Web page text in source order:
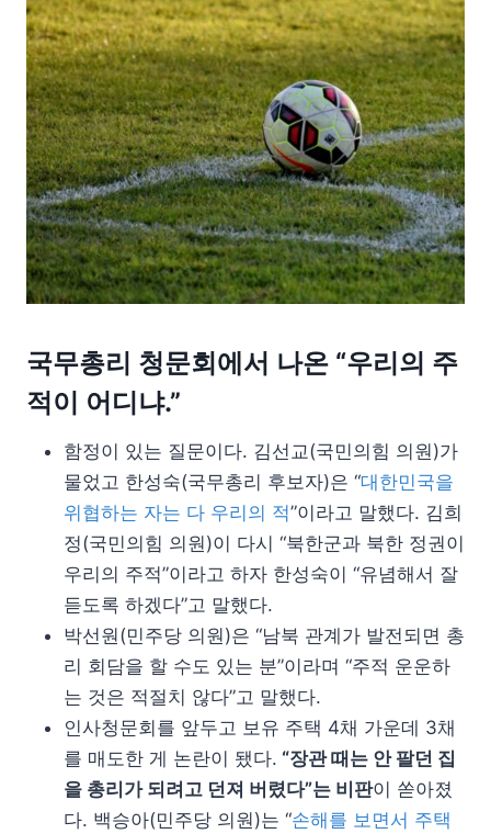
국무총리 청문회에서 나온 “우리의 주
적이 어디냐.”
함정이 있는 질문이다. 김선교(국민의힘 의원)가
물었고 한성숙(국무총리 후보자)은 “대한민국을
위협하는 자는 다 우리의 적”이라고 말했다. 김희
정(국민의힘 의원)이 다시 “북한군과 북한 정권이
우리의 주적”이라고 하자 한성숙이 “유념해서 잘
듣도록 하겠다”고 말했다.
박선원(민주당 의원)은 “남북 관계가 발전되면 총
리 회담을 할 수도 있는 분”이라며 “주적 운운하
는 것은 적절치 않다”고 말했다.
인사청문회를 앞두고 보유 주택 4채 가운데 3채
를 매도한 게 논란이 됐다. “장관 때는 안 팔던 집
을 총리가 되려고 던져 버렸다”는 비판이 쏟아졌
다. 백승아(민주당 의원)는 “손해를 보면서 주택